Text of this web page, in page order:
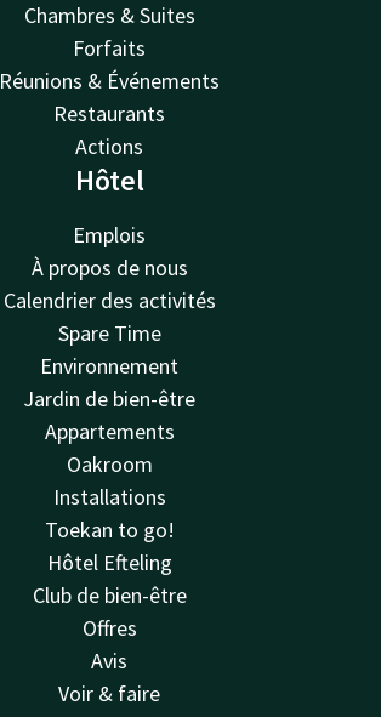
Chambres & Suites
Forfaits
Réunions & Événements
Restaurants
Actions
Hôtel
Emplois
À propos de nous
Calendrier des activités
Spare Time
Environnement
Jardin de bien-être
Appartements
Oakroom
Installations
Toekan to go!
Hôtel Efteling
Club de bien-être
Offres
Avis
Voir & faire